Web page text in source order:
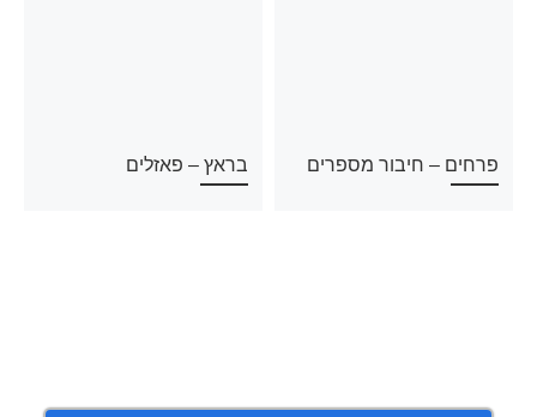
פרחים – חיבור מספרים בראץ – פאזלים